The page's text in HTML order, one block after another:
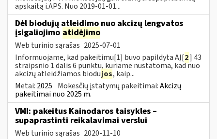
apskaitą i.APS. Nuo 2019-01-01...
Dėl biodujų atleidimo nuo akcizų lengvatos
įsigaliojimo atidėjimo
Web turinio sąrašas 2025-07-01
Informuojame, kad pakeitimu[1] buvo papildyta AĮ[2] 43
straipsnio 1 dalis 6 punktu, kuriame nustatoma, kad nuo
akcizų atleidžiamos biodujos, kaip...
Metai: 2025 Mokesčių įstatymų pakeitimai:Akcizų
pakeitimai nuo 2025 m.
VMI: pakeitus Kainodaros taisykles –
supaprastinti reikalavimai verslui
Web turinio sąrašas 2020-11-10